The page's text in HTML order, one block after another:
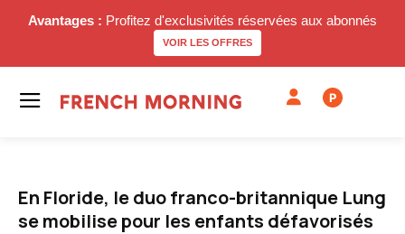
Avantages : Profitez d'exclusivités réservées aux abonnés
VOIR LES OFFRES
P
En Floride, le duo franco-britannique Lung
se mobilise pour les enfants défavorisés